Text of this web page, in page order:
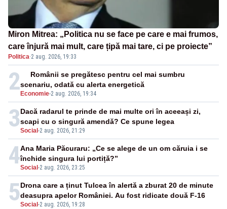
Miron Mitrea: „Politica nu se face pe care e mai frumos,
care înjură mai mult, care țipă mai tare, ci pe proiecte”
Politica·2 aug. 2026, 19:33
2 Economie-2 aug. 2026, 19:34
Românii se pregătesc pentru cel mai sumbru
scenariu, odată cu alerta energetică
3Social -2 aug. 2026, 21:29
Dacă radarul te prinde de mai multe ori în aceeași zi,
scapi cu o singură amendă? Ce spune legea
4Social -2 aug. 2026, 23:25
Ana Maria Păcuraru: „Ce se alege de un om căruia i se
închide singura lui portiță?”
5Social -2 aug. 2026, 19:28
Drona care a ținut Tulcea în alertă a zburat 20 de minute
deasupra apelor României. Au fost ridicate două F-16